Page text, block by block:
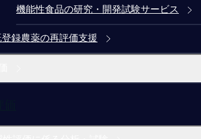
機能性食品の研究・開発試験サービス
登録農薬の再評価支援